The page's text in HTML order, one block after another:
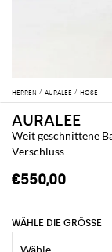
HERREN AURALEE HOSE
AURALEE
Weit geschnittene
Verschluss
€550,00
WÄHLE DIE GRÖSSE